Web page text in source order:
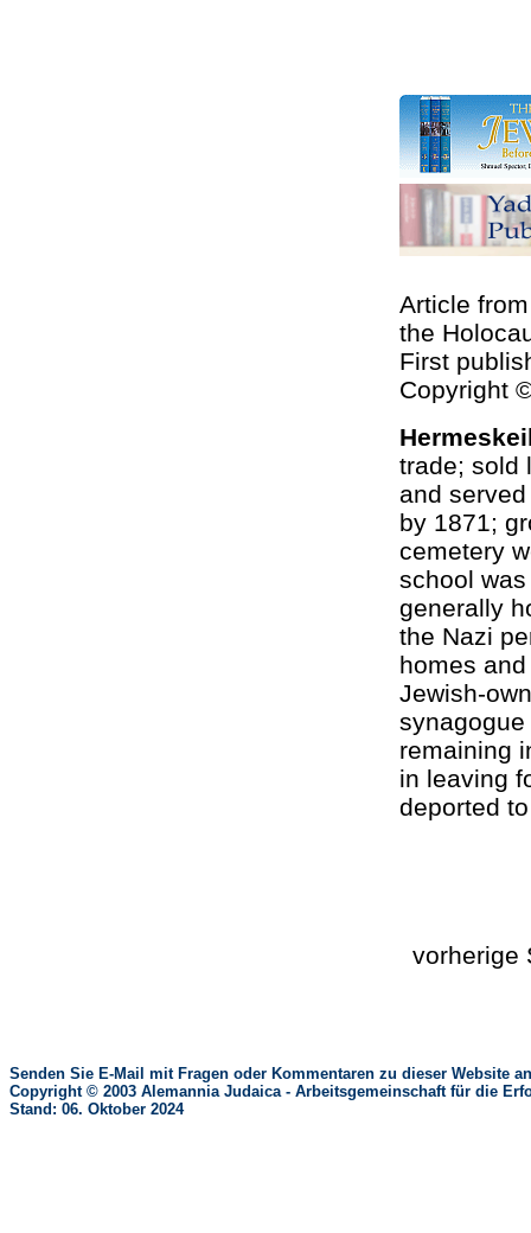
Article
the
First
Copyright
trade; sold
and
by 1871;
cemetery
school
generally
the Nazi
homes
Jewish-
remaining
in leaving
deported
Senden Sie E-Mail mit Fragen oder Kommentaren zu dieser Website
Copyright © 2003 Alemannia Judaica - Arbeitsgemeinschaft für die
Stand: 06. Oktober 2024